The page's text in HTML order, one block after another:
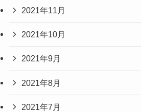
2021年11月
2021年10月
2021年9月
2021年8月
2021年7月